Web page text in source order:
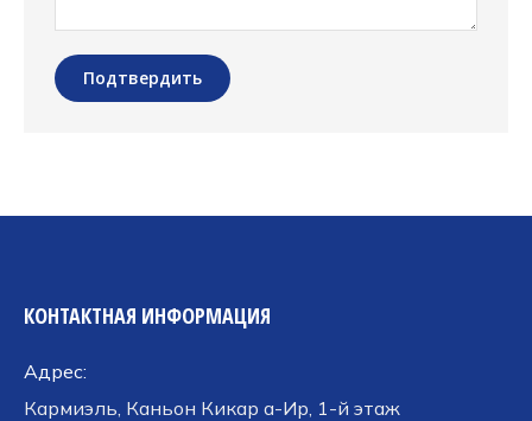
Подтвердить
КОНТАКТНАЯ ИНФОРМАЦИЯ
Адрес:
Кармиэль, Каньон Кикар а-Ир, 1-й этаж